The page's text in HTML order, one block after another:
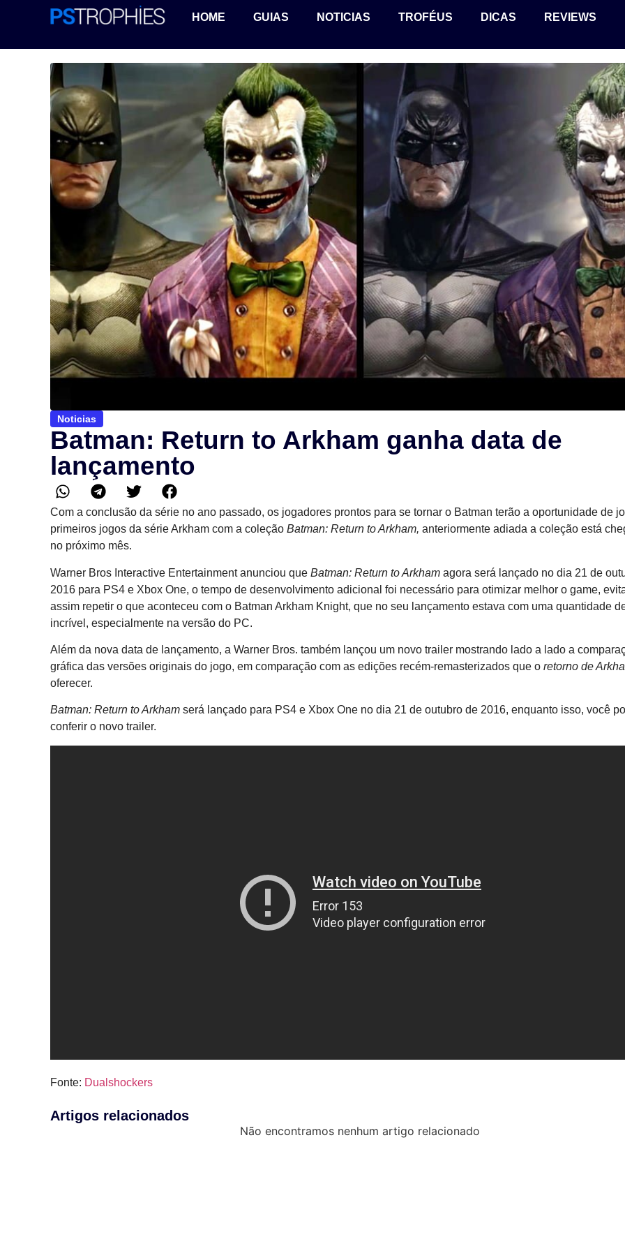
HOME GUIAS NOTICIAS TROFÉUS DICAS REVIEWS
Noticias
Batman: Return to Arkham ganha data de
lançamento
Com a conclusão da série no ano passado, os jogadores prontos para se tornar o Batman terão a oportunidade de
primeiros jogos da série Arkham com a coleção Batman: Return to Arkham, anteriormente adiada a coleção está
no próximo mês.
Warner Bros Interactive Entertainment anunciou que Batman: Return to Arkham agora será lançado no dia 21 de
2016 para PS4 e Xbox One, o tempo de desenvolvimento adicional foi necessário para otimizar melhor o game,
assim repetir o que aconteceu com o Batman Arkham Knight, que no seu lançamento estava com uma quantidade
incrível, especialmente na versão do PC.
Além da nova data de lançamento, a Warner Bros. também lançou um novo trailer mostrando lado a lado a
gráfica das versões originais do jogo, em comparação com as edições recém-remasterizados que o retorno de
oferecer.
Batman: Return to Arkham será lançado para PS4 e Xbox One no dia 21 de outubro de 2016, enquanto isso, você
conferir o novo trailer.
Fonte: Dualshockers
Artigos relacionados
Não encontramos nenhum artigo relacionado